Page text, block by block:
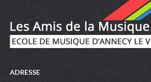
ADRESSE